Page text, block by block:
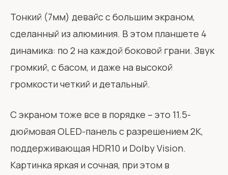
Тонкий (7мм) девайс с большим экраном,
сделанный из алюминия. В этом планшете 4
динамика: по 2 на каждой боковой грани. Звук
громкий, с басом, и даже на высокой
громкости четкий и детальный.
С экраном тоже все в порядке – это 11.5-
дюймовая OLED-панель с разрешением 2К,
поддерживающая HDR10 и Dolby Vision.
Картинка яркая и сочная, при этом в